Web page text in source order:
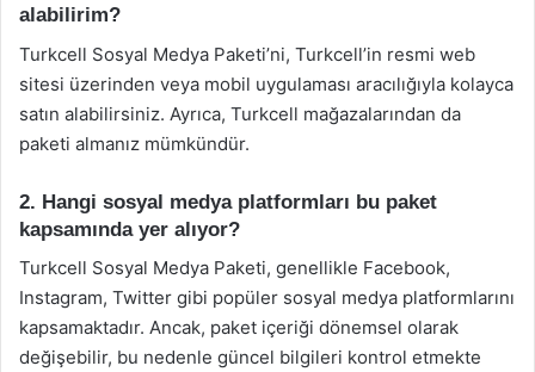
alabilirim?
Turkcell Sosyal Medya Paketi’ni, Turkcell’in resmi web
sitesi üzerinden veya mobil uygulaması aracılığıyla kolayca
satın alabilirsiniz. Ayrıca, Turkcell mağazalarından da
paketi almanız mümkündür.
2. Hangi sosyal medya platformları bu paket
kapsamında yer alıyor?
Turkcell Sosyal Medya Paketi, genellikle Facebook,
Instagram, Twitter gibi popüler sosyal medya platformlarını
kapsamaktadır. Ancak, paket içeriği dönemsel olarak
değişebilir, bu nedenle güncel bilgileri kontrol etmekte